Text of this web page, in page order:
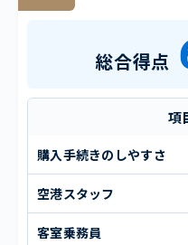
総合得点
項
購入手続きのしやすさ
空港スタッフ
客室乗務員